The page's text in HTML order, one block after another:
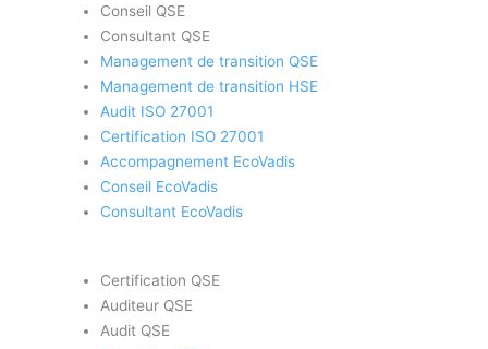
Conseil QSE
Consultant QSE
Management de transition QSE
Management de transition HSE
Audit ISO 27001
Certification ISO 27001
Accompagnement EcoVadis
Conseil EcoVadis
Consultant EcoVadis
Certification QSE
Auditeur QSE
Audit QSE